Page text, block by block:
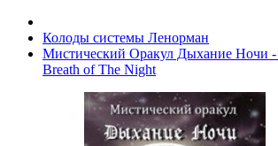
Колоды системы Ленорман
Мистический Оракул Дыхание Ночи -
Breath of The Night